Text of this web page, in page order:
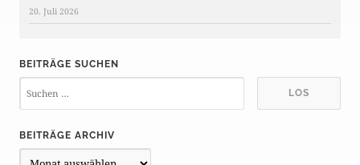
20. Juli 2026
BEITRÄGE SUCHEN
BEITRÄGE ARCHIV